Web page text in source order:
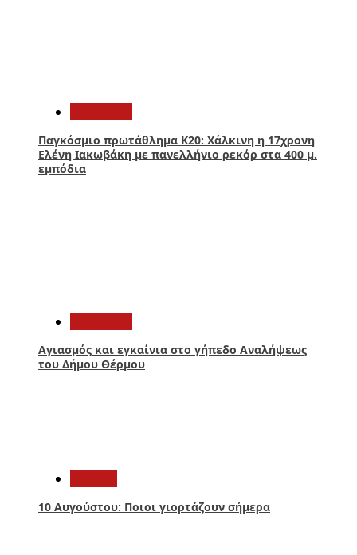
Παγκόσμιο πρωτάθλημα Κ20: Χάλκινη η 17χρονη
Ελένη Ιακωβάκη με πανελλήνιο ρεκόρ στα 400 μ.
εμπόδια
Αγιασμός και εγκαίνια στο γήπεδο Αναλήψεως
του Δήμου Θέρμου
10 Αυγούστου: Ποιοι γιορτάζουν σήμερα